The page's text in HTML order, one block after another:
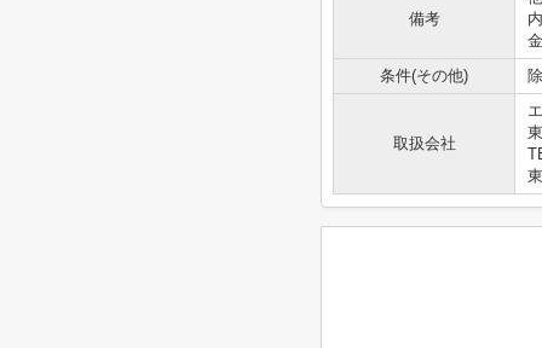
備考
条件(その他)
取扱会社